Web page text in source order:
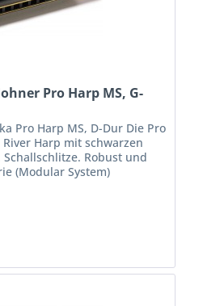
Pro Harp MS, G-
Pro Harp MS, D-Dur Die Pro
Harp mit schwarzen
Robust und
(Modular System)